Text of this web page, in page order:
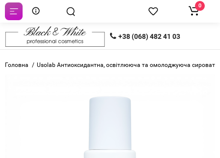
+38 (068) 482 41 03
0
Головна Usolab Антиоксидантна, освітлююча та омолоджуюча